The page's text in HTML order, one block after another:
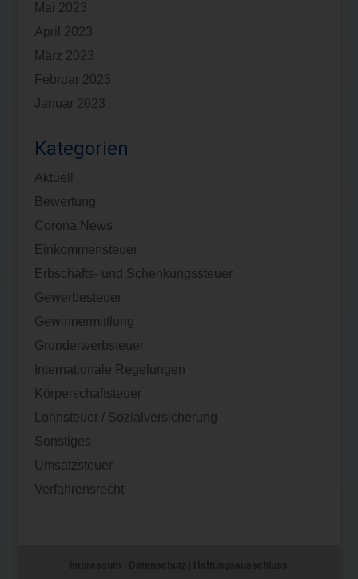
Mai 2023
April 2023
März 2023
Februar 2023
Januar 2023
Kategorien
Aktuell
Bewertung
Corona News
Einkommensteuer
Erbschafts- und Schenkungssteuer
Gewerbesteuer
Gewinnermittlung
Grunderwerbsteuer
Internationale Regelungen
Körperschaftsteuer
Lohnsteuer / Sozialversicherung
Sonstiges
Umsatzsteuer
Verfahrensrecht